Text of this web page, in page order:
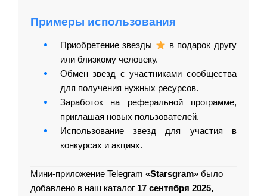
Примеры использования
Приобретение звезды
в подарок другу
или близкому человеку.
Обмен звезд с участниками сообщества
для получения нужных ресурсов.
Заработок на реферальной программе,
приглашая новых пользователей.
Использование звезд для участия в
конкурсах и акциях.
Мини-приложение Telegram «Starsgram» было
добавлено в наш каталог 17 сентября 2025,